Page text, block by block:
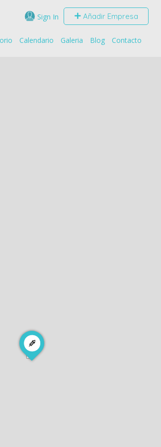
Sign In Añadir Empresa
Calendario Galeria Blog Contacto